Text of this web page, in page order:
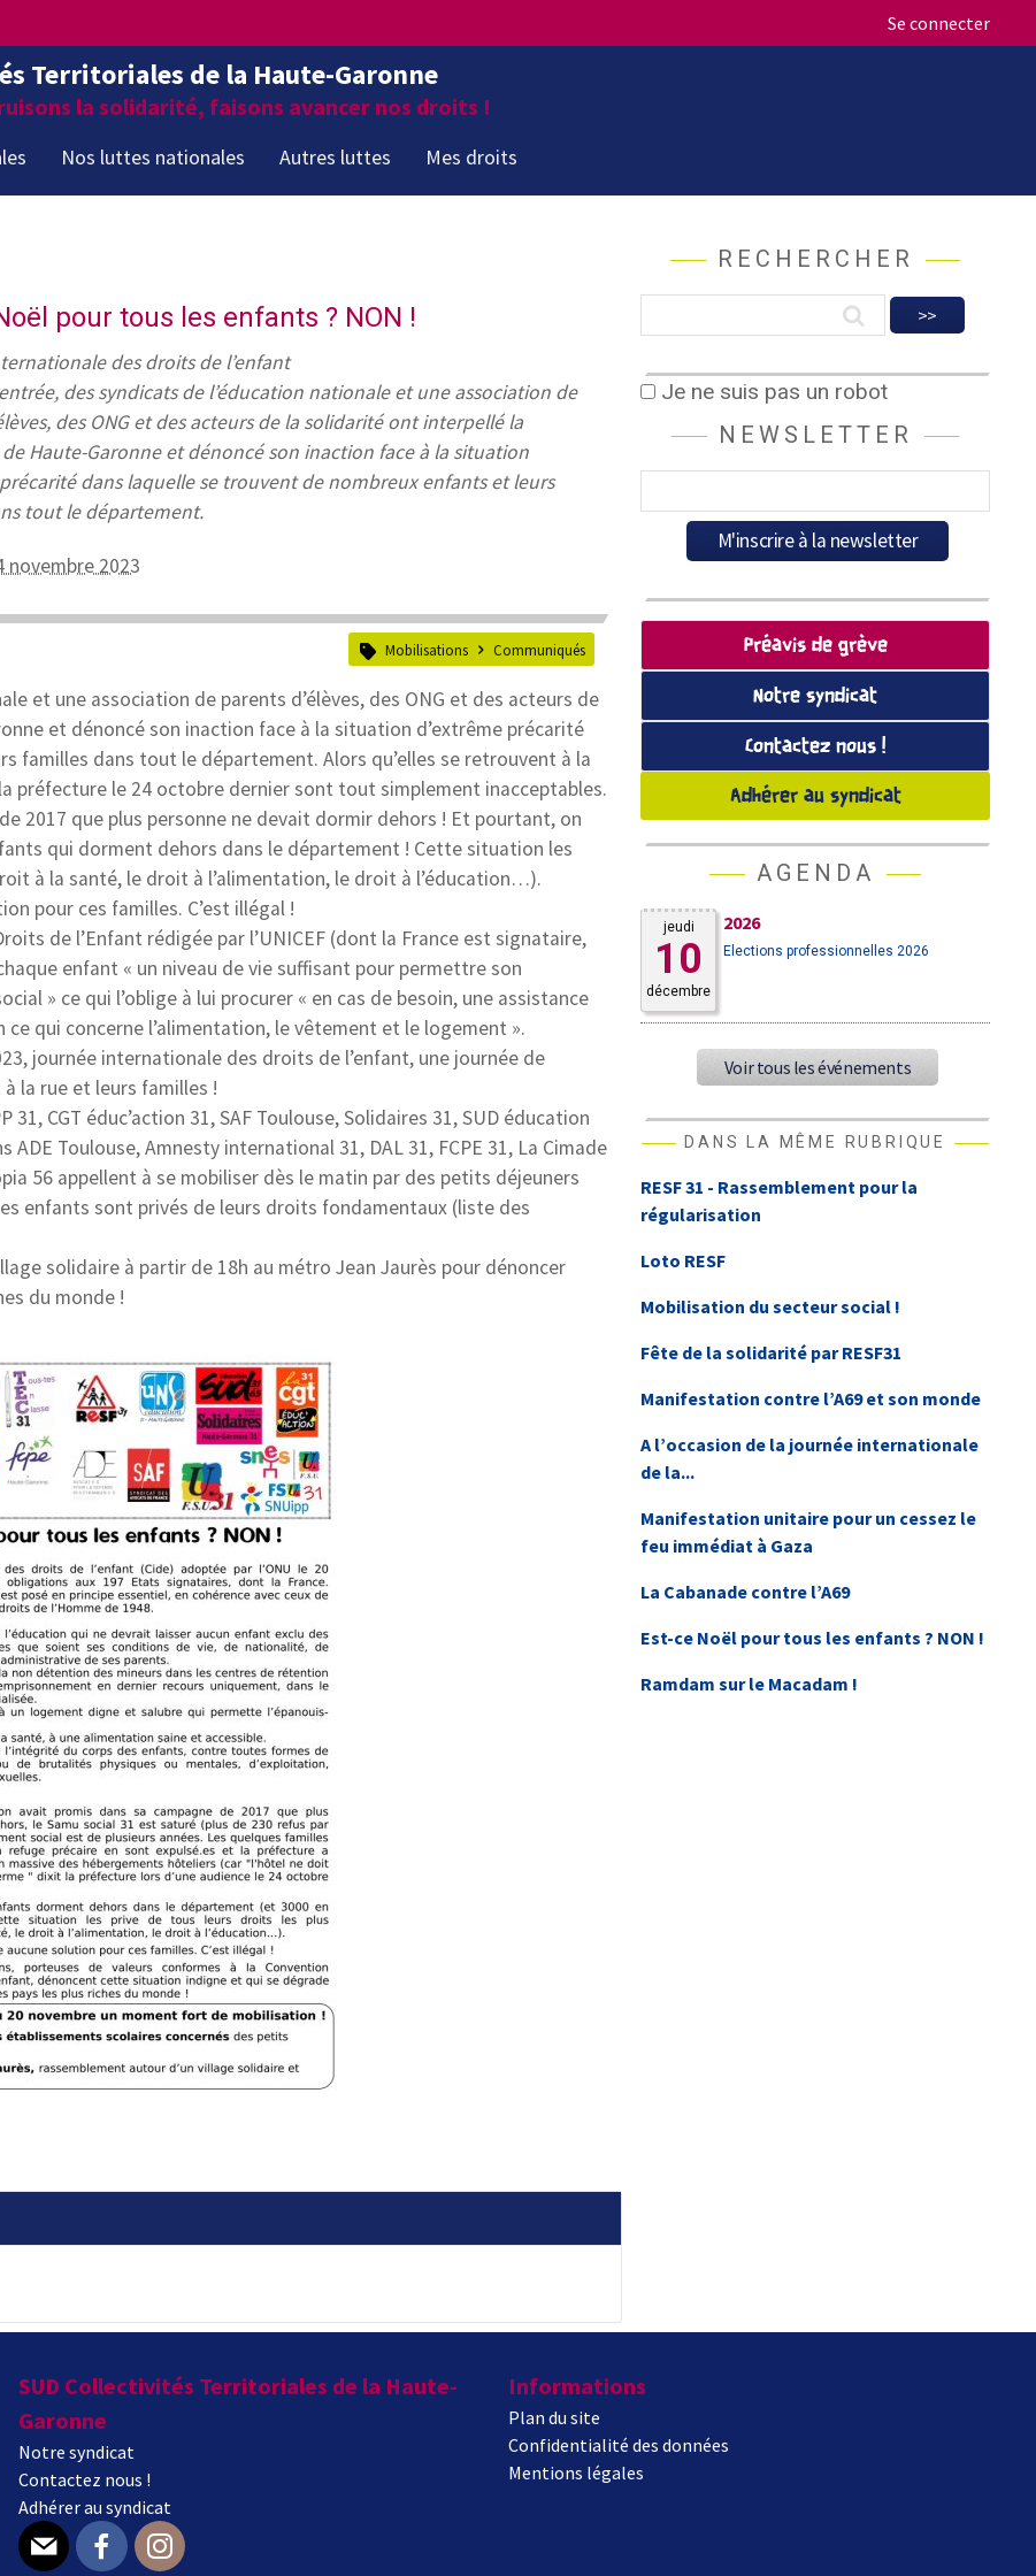
Se connecter
Territoriales de la Haute-Garonne
la solidarité, faisons avancer nos droits !
Nos luttes nationales Autres luttes Mes droits
pour tous les enfants ? NON !
des droits de l’enfant
des syndicats de l’éducation nationale et une association de
des ONG et des acteurs de la solidarité ont interpellé la
Haute-Garonne et dénoncé son inaction face à la situation
dans laquelle se trouvent de nombreux enfants et leurs
tout le département.
novembre 2023
Mobilisations Communiqués
et une association de parents d’élèves, des ONG et des acteurs de
et dénoncé son inaction face à la situation d’extrême précarité
familles dans tout le département. Alors qu’elles se retrouvent à la
préfecture le 24 octobre dernier sont tout simplement inacceptables.
2017 que plus personne ne devait dormir dehors ! Et pourtant, on
qui dorment dehors dans le département ! Cette situation les
à la santé, le droit à l’alimentation, le droit à l’éducation…).
pour ces familles. C’est illégal !
de l’Enfant rédigée par l’UNICEF (dont la France est signataire,
enfant « un niveau de vie suffisant pour permettre son
» ce qui l’oblige à lui procurer « en cas de besoin, une assistance
qui concerne l’alimentation, le vêtement et le logement ».
journée internationale des droits de l’enfant, une journée de
la rue et leurs familles !
31, CGT éduc’action 31, SAF Toulouse, Solidaires 31, SUD éducation
Toulouse, Amnesty international 31, DAL 31, FCPE 31, La Cimade
56 appellent à se mobiliser dès le matin par des petits déjeuners
enfants sont privés de leurs droits fondamentaux (liste des
solidaire à partir de 18h au métro Jean Jaurès pour dénoncer
du monde !
RECHERCHER
Je ne suis pas un robot
NEWSLETTER
Préavis de grève
Notre syndicat
Contactez nous !
Adhérer au syndicat
AGENDA
jeudi
10
décembre
2026
Elections professionnelles 2026
Voir tous les événements
DANS LA MÊME RUBRIQUE
RESF 31 - Rassemblement pour la
régularisation
Loto RESF
Mobilisation du secteur social !
Fête de la solidarité par RESF31
Manifestation contre l’A69 et son monde
A l’occasion de la journée internationale
de la...
Manifestation unitaire pour un cessez le
feu immédiat à Gaza
La Cabanade contre l’A69
Est-ce Noël pour tous les enfants ? NON !
Ramdam sur le Macadam !
SUD Collectivités Territoriales de la Haute-
Garonne
Notre syndicat
Contactez nous !
Adhérer au syndicat
Informations
Plan du site
Confidentialité des données
Mentions légales